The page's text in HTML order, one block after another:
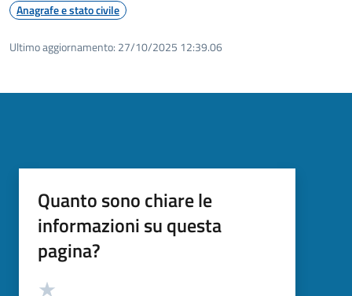
Anagrafe e stato civile
Ultimo aggiornamento: 27/10/2025 12:39.06
Quanto sono chiare le
informazioni su questa
pagina?
Valutazione